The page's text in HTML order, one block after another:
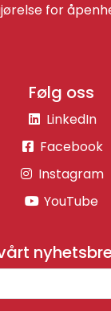
for
Følg oss
LinkedIn
Facebook
Instagram
YouTube